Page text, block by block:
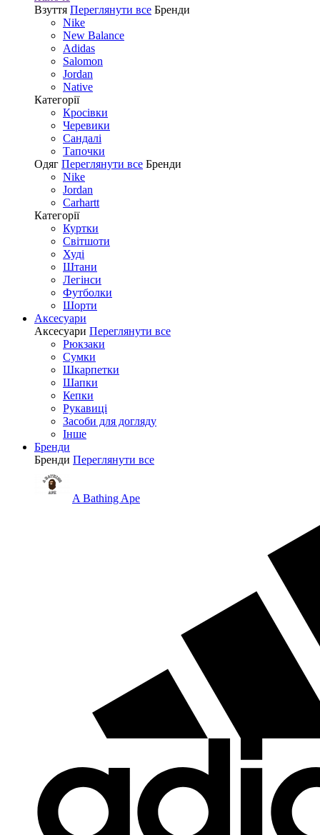
Взуття Переглянути все Бренди
Nike
New Balance
Adidas
Salomon
Jordan
Native
Категорії
Кросівки
Черевики
Сандалі
Tапочки
Одяг Переглянути все Бренди
Nike
Jordan
Carhartt
Категорії
Куртки
Світшоти
Худі
Штани
Легінси
Футболки
Шорти
Аксесуари
Аксесуари Переглянути все
Рюкзаки
Сумки
Шкарпетки
Шапки
Кепки
Рукавиці
Засоби для догляду
Інше
Бренди
Бренди Переглянути все
A Bathing Ape